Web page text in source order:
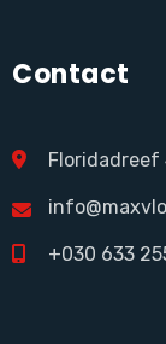
Contact
Floridadreef
+030 633